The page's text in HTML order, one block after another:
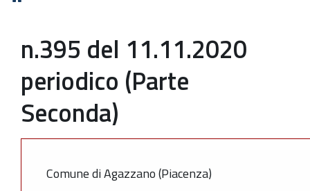
n.395 del 11.11.2020
periodico (Parte
Seconda)
Comune di Agazzano (Piacenza)